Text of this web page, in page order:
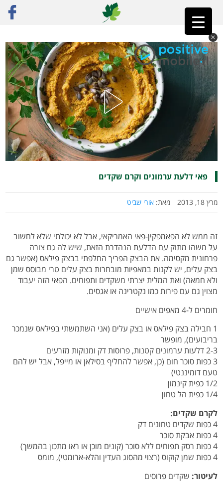
ראשי»רק מתכונים פאי דלעת ערמונים וקרם שקדים
פאי דלעת ערמונים וקרם שקדים
מרץ 18, 2013 מאת: אורי שביט
זה ממש לא הפאמפקין-פאי האמריקאי, אבל לא יכולתי שלא לחשוב
על משהו מתוק עם הדלעת הנהדרת הזאת, שיש לה גם צורה
פרחונית מקסימה. את הבצק הפריך החלפתי בבצק פילאס (אפשר גם
בצק עלים, יש לקנות במאפיות מובחרות בצק עלים טרי מבוסס שמן
ולא חמאה) ואת המלית יצרתי משקדים ותפוחים. הפאי הזה יעבוד
מצוין גם עם פירות כמו נקטרינה או אגסים.
חומרים ל-4 מאפים אישיים
1 חבילה בצק פילאס או בצק עלים (אני השתמשתי בפילאס שנמכר
בריבועים), מופשר
2-3 דלעות ערמונים קטנות, פרוסות דק ומנוקות מזרעים
3 כפות סוכר חום (כן, אפשר להחליף בסילאן או מייפל, אבל יש להם
טעם דומיננטי)
1/2 כפית קינמון
1/4 כפית הל טחון
לקרם שקדים:
4 כפות שקדים טחונים דק
4 כפות אבקת סוכר
4 כפות רסק תפוחים ללא סוכר (קונים מוכן או ראו מתכון בהמשך)
4 כפות שמן קוקוס (רצוי מהסוג העדין והלא-ארומטי), מומס
לעיטור: שקדים פרוסים